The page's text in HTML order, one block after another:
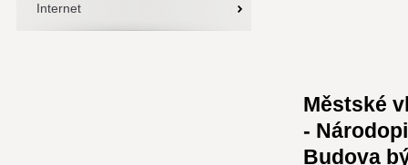
Internet
Městské
-
Budova